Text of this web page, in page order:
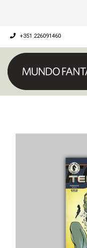
+351 226091460